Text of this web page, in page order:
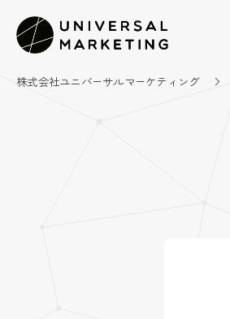
株式会社ユニバーサルマーケティング